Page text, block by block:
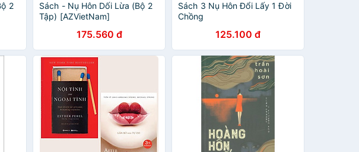
2
Sách - Nụ Hôn Dối Lừa (Bộ 2
Tập) [AZVietNam]
175.560 đ
Sách 3 Nụ Hôn Đổi Lấy 1 Đời
Chồng
125.100 đ